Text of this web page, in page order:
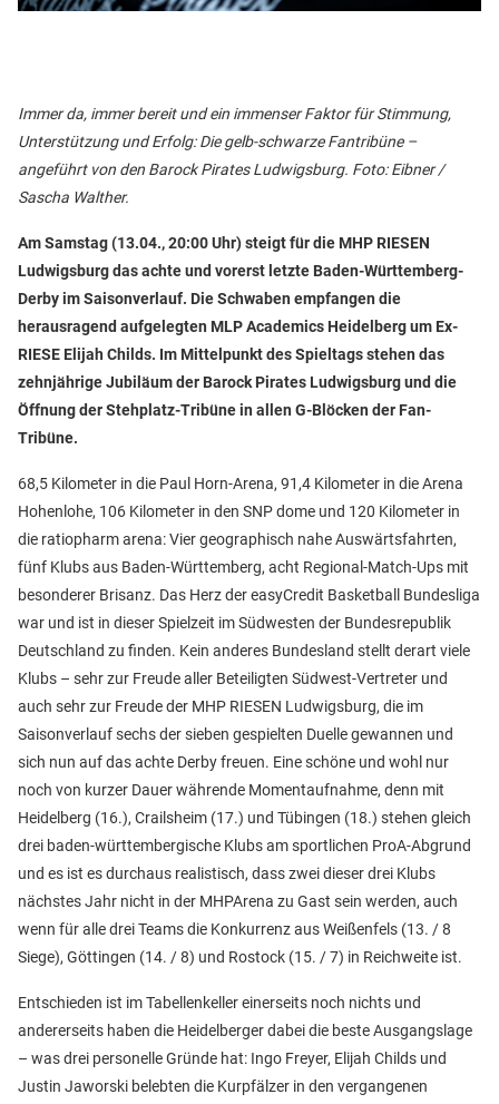
Immer da, immer bereit und ein immenser Faktor für Stimmung,
Unterstützung und Erfolg: Die gelb-schwarze Fantribüne –
angeführt von den Barock Pirates Ludwigsburg. Foto: Eibner /
Sascha Walther.
Am Samstag (13.04., 20:00 Uhr) steigt für die MHP RIESEN
Ludwigsburg das achte und vorerst letzte Baden-Württemberg-
Derby im Saisonverlauf. Die Schwaben empfangen die
herausragend aufgelegten MLP Academics Heidelberg um Ex-
RIESE Elijah Childs. Im Mittelpunkt des Spieltags stehen das
zehnjährige Jubiläum der Barock Pirates Ludwigsburg und die
Öffnung der Stehplatz-Tribüne in allen G-Blöcken der Fan-
Tribüne.
68,5 Kilometer in die Paul Horn-Arena, 91,4 Kilometer in die Arena
Hohenlohe, 106 Kilometer in den SNP dome und 120 Kilometer in
die ratiopharm arena: Vier geographisch nahe Auswärtsfahrten,
fünf Klubs aus Baden-Württemberg, acht Regional-Match-Ups mit
besonderer Brisanz. Das Herz der easyCredit Basketball Bundesliga
war und ist in dieser Spielzeit im Südwesten der Bundesrepublik
Deutschland zu finden. Kein anderes Bundesland stellt derart viele
Klubs – sehr zur Freude aller Beteiligten Südwest-Vertreter und
auch sehr zur Freude der MHP RIESEN Ludwigsburg, die im
Saisonverlauf sechs der sieben gespielten Duelle gewannen und
sich nun auf das achte Derby freuen. Eine schöne und wohl nur
noch von kurzer Dauer währende Momentaufnahme, denn mit
Heidelberg (16.), Crailsheim (17.) und Tübingen (18.) stehen gleich
drei baden-württembergische Klubs am sportlichen ProA-Abgrund
und es ist es durchaus realistisch, dass zwei dieser drei Klubs
nächstes Jahr nicht in der MHPArena zu Gast sein werden, auch
wenn für alle drei Teams die Konkurrenz aus Weißenfels (13. / 8
Siege), Göttingen (14. / 8) und Rostock (15. / 7) in Reichweite ist.
Entschieden ist im Tabellenkeller einerseits noch nichts und
andererseits haben die Heidelberger dabei die beste Ausgangslage
– was drei personelle Gründe hat: Ingo Freyer, Elijah Childs und
Justin Jaworski belebten die Kurpfälzer in den vergangenen